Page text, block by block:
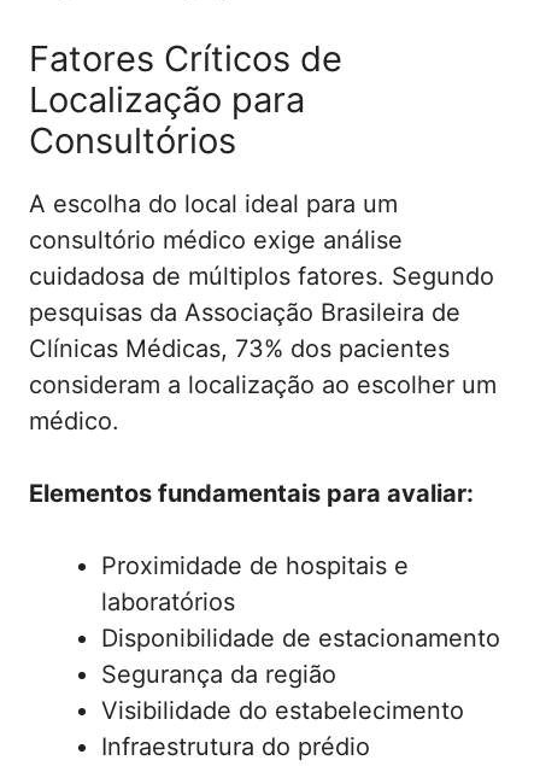
Fatores Críticos de
Localização para
Consultórios
A escolha do local ideal para um
consultório médico exige análise
cuidadosa de múltiplos fatores. Segundo
pesquisas da Associação Brasileira de
Clínicas Médicas, 73% dos pacientes
consideram a localização ao escolher um
médico.
Elementos fundamentais para avaliar:
Proximidade de hospitais e
laboratórios
Disponibilidade de estacionamento
Segurança da região
Visibilidade do estabelecimento
Infraestrutura do prédio